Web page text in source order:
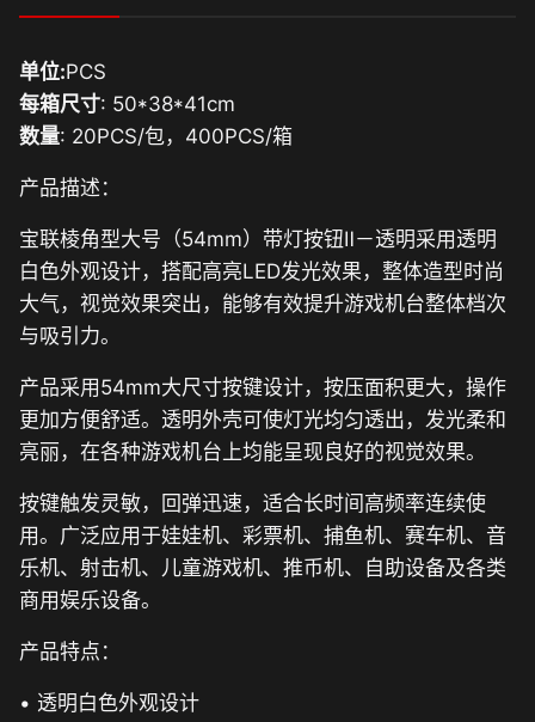
单位:PCS
每箱尺寸: 50*38*41cm
数量: 20PCS/包，400PCS/箱
产品描述：
宝联棱角型大号（54mm）带灯按钮Ⅱ－透明采用透明
白色外观设计，搭配高亮LED发光效果，整体造型时尚
大气，视觉效果突出，能够有效提升游戏机台整体档次
与吸引力。
产品采用54mm大尺寸按键设计，按压面积更大，操作
更加方便舒适。透明外壳可使灯光均匀透出，发光柔和
亮丽，在各种游戏机台上均能呈现良好的视觉效果。
按键触发灵敏，回弹迅速，适合长时间高频率连续使
用。广泛应用于娃娃机、彩票机、捕鱼机、赛车机、音
乐机、射击机、儿童游戏机、推币机、自助设备及各类
商用娱乐设备。
产品特点：
• 透明白色外观设计